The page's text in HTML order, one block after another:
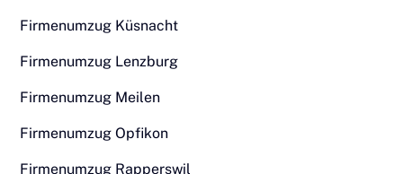
Firmenumzug Küsnacht
Firmenumzug Lenzburg
Firmenumzug Meilen
Firmenumzug Opfikon
Firmenumzug Rapperswil